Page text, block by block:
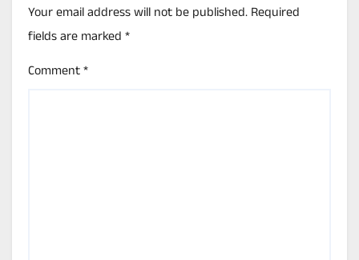
Your email address will not be published.Required
fields are marked*
Comment*